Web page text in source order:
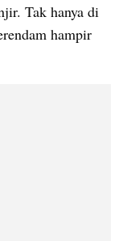
Tak hanya di
hampir